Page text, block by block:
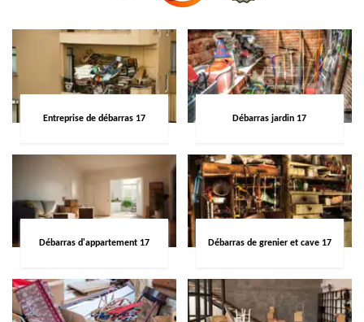
Entreprise de débarras 17 Débarras jardin 17
Débarras d'appartement 17 Débarras de grenier et cave 17